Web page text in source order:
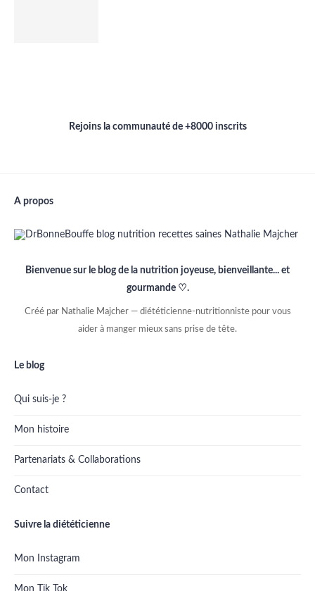
Rejoins la communauté de +8000 inscrits
A propos
Bienvenue sur le blog de la nutrition joyeuse, bienveillante... et
gourmande ♡.
Créé par Nathalie Majcher — diététicienne-nutritionniste pour vous
aider à manger mieux sans prise de tête.
Le blog
Qui suis-je ?
Mon histoire
Partenariats & Collaborations
Contact
Suivre la diététicienne
Mon Instagram
Mon Tik Tok